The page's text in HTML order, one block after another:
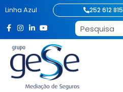
Linha Azul 252 612 815